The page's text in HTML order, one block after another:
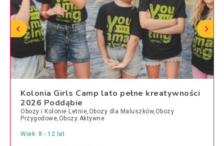
Kolonia Girls Camp lato pełne kreatywności
2026 Poddąbie
Obozy i Kolonie Letnie,Obozy dla Maluszków,Obozy
Przygodowe,Obozy Aktywne
Wiek: 8 - 12 lat